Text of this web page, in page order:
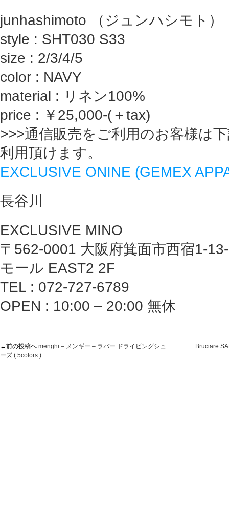
junhashimoto （ジュンハシモト）
style : SHT030 S33
size : 2/3/4/5
color : NAVY
material : リネン100%
price : ￥25,000-(＋tax)
>>>通信販売をご利用のお客様は
利用頂けます。
EXCLUSIVE ONINE (GEMEX
長谷川
EXCLUSIVE MINO
〒562-0001 大阪府箕面市西宿1-
モール EAST2 2F
TEL : 072-727-6789
OPEN : 10:00 – 20:00 無休
←前の投稿へ menghi – メンギー – ラバー ドライビングシュ
ーズ ( 5colors )
Bruciare